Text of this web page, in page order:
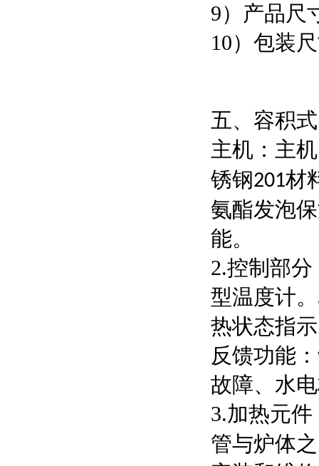
9）产品尺
10）包装
五、容积
主机：主
锈钢201材
氨酯发泡
能。
2.控制部
型温度计
热状态指
反馈功能
故障、水
3.加热元
管与炉体